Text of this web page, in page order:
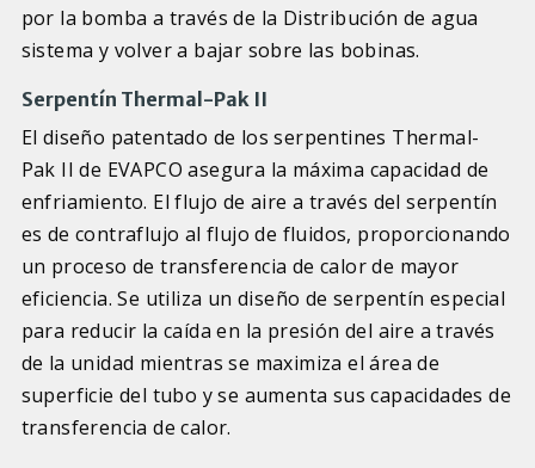
por la bomba a través de la Distribución de agua
sistema y volver a bajar sobre las bobinas.
Serpentín Thermal-Pak II
El diseño patentado de los serpentines Thermal-
Pak II de EVAPCO asegura la máxima capacidad de
enfriamiento. El flujo de aire a través del serpentín
es de contraflujo al flujo de fluidos, proporcionando
un proceso de transferencia de calor de mayor
eficiencia. Se utiliza un diseño de serpentín especial
para reducir la caída en la presión del aire a través
de la unidad mientras se maximiza el área de
superficie del tubo y se aumenta sus capacidades de
transferencia de calor.